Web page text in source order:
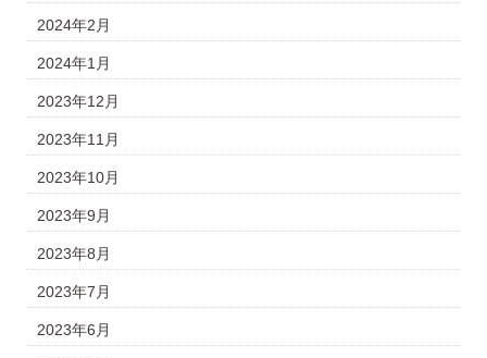
2024年2月
2024年1月
2023年12月
2023年11月
2023年10月
2023年9月
2023年8月
2023年7月
2023年6月